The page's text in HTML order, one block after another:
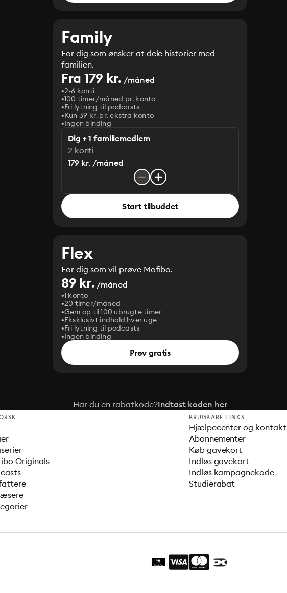
Family
For dig som ønsker at dele historier med
familien.
Fra 179 kr. /måned
2-6 konti
100 timer/måned pr. konto
Fri lytning til podcasts
Kun 39 kr. pr. ekstra konto
Ingen binding
Dig + 1 familiemedlem
2 konti
179 kr. /måned
Start tilbuddet
Flex
For dig som vil prøve Mofibo.
89 kr. /måned
1 konto
20 timer/måned
Gem op til 100 ubrugte timer
Eksklusivt indhold hver uge
Fri lytning til podcasts
Ingen binding
Prøv gratis
Har du en rabatkode?Indtast koden her
Originals
BRUGBARE LINKS
Hjælpecenter og kontakt
Abonnementer
Køb gavekort
Indløs gavekort
Indløs kampagnekode
Studierabat